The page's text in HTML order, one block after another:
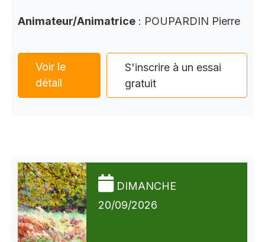
Animateur/Animatrice : POUPARDIN Pierre
Voir le
détail
S'inscrire à un essai
gratuit
DIMANCHE
20/09/2026